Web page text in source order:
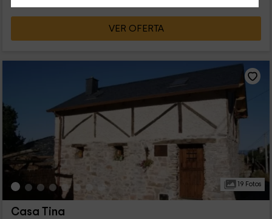
VER OFERTA
19 Fotos
Casa Tina